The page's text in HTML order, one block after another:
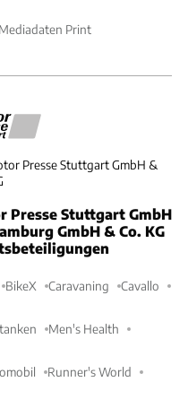
Print
Presse Stuttgart GmbH &
Presse Stuttgart GmbH
GmbH & Co. KG
BikeX Caravaning Cavallo
Men's Health
Runner's World